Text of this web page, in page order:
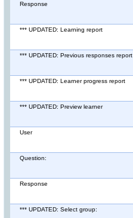
Response
*** UPDATED: Learning report
*** UPDATED: Previous responses report
*** UPDATED: Learner progress report
*** UPDATED: Preview learner
User
Question:
Response
*** UPDATED: Select group: